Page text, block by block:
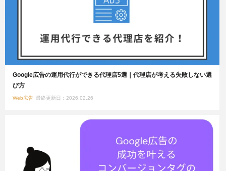
Google広告の運用代行ができる代理店5選｜代理店が考える失敗しない選
び方
Web広告 最終更新日：2026.02.26